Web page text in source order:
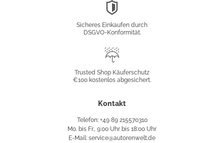
Sicheres Einkaufen durch
DSGVO-Konformität.
Käuferschutz
Trusted Shop Käuferschutz
€100 kostenlos abgesichert.
Kontakt
Telefon: +49 89 215570310
Mo. bis Fr., 9:00 Uhr bis 18:00 Uhr
E-Mail: service@autorenwelt.de